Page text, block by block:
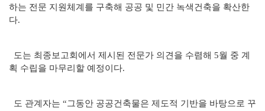
하는 전문 지원체계를 구축해 공공 및 민간 녹색건축을 확산한
다.
도는 최종보고회에서 제시된 전문가 의견을 수렴해 5월 중 계
획 수립을 마무리할 예정이다.
도 관계자는 “그동안 공공건축물은 제도적 기반을 바탕으로 꾸